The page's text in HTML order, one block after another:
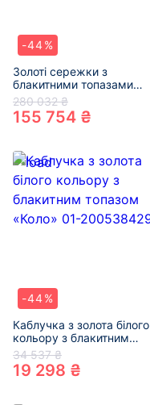
-44%
Золоті сережки з
блакитними топазами
«Серце» 01-200616291
280 032 ₴
155 754 ₴
-44%
Каблучка з золота білого
кольору з блакитним
топазом «Коло» 01-
200538429
34 537 ₴
19 298 ₴